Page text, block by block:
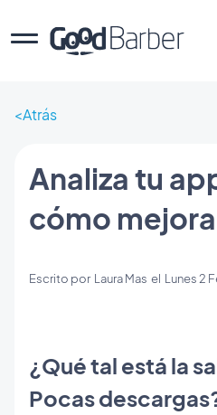
Atrás
Analiza tu
cómo
Escrito por Laura Mas el Lunes 2
¿Qué tal está la
Pocas